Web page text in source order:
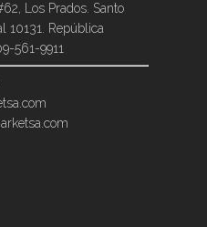
Los Prados. Santo
10131. República
561-9911